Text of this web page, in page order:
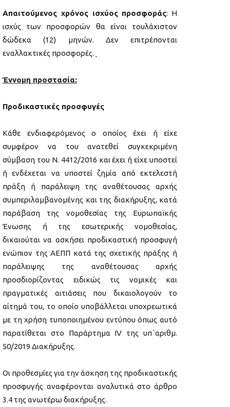
Απαιτούμενος χρόνος ισχύος προσφοράς: Η
ισχύς των προσφορών θα είναι τουλάχιστον
δώδεκα (12) μηνών. Δεν επιτρέπονται
εναλλακτικές προσφορές.
Έννομη προστασία:
Προδικαστικές προσφυγές
Κάθε ενδιαφερόμενος ο οποίος έχει ή είχε
συμφέρον να του ανατεθεί συγκεκριμένη
σύμβαση του Ν. 4412/2016 και έχει ή είχε υποστεί
ή ενδέχεται να υποστεί ζημία από εκτελεστή
πράξη ή παράλειψη της αναθέτουσας αρχής
συμπεριλαμβανομένης και της διακήρυξης, κατά
παράβαση της νομοθεσίας της Ευρωπαϊκής
Ένωσης ή της εσωτερικής νομοθεσίας,
δικαιούται να ασκήσει προδικαστική προσφυγή
ενώπιον της ΑΕΠΠ κατά της σχετικής πράξης ή
παράλειψης της αναθέτουσας αρχής
προσδιορίζοντας ειδικώς τις νομικές και
πραγματικές αιτιάσεις που δικαιολογούν το
αίτημά του, το οποίο υποβάλλεται υποχρεωτικά
με τη χρήση τυποποιημένου εντύπου όπως αυτό
παρατίθεται στο Παράρτημα ΙV της υπ΄αριθμ.
50/2019 Διακήρυξης.
Οι προθεσμίες για την άσκηση της προδικαστικής
προσφυγής αναφέρονται αναλυτικά στο άρθρο
3.4 της ανωτέρω διακήρυξης.